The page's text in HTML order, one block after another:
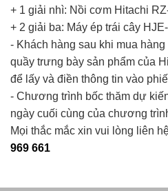
+ 1 giải nhì: Nồi cơm Hitachi
+ 2 giải ba: Máy ép trái cây
- Khách hàng sau khi mua
quầy trưng bày sản phẩm của
để lấy và điền thông tin vào
- Chương trình bốc thăm dự
ngày cuối cùng của chương
Mọi thắc mắc xin vui lòng liên
969 661